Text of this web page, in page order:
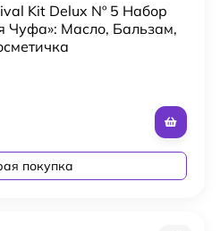
Kit Delux Nº 5 Набор
Чуфа»: Масло, Бальзам,
покупка